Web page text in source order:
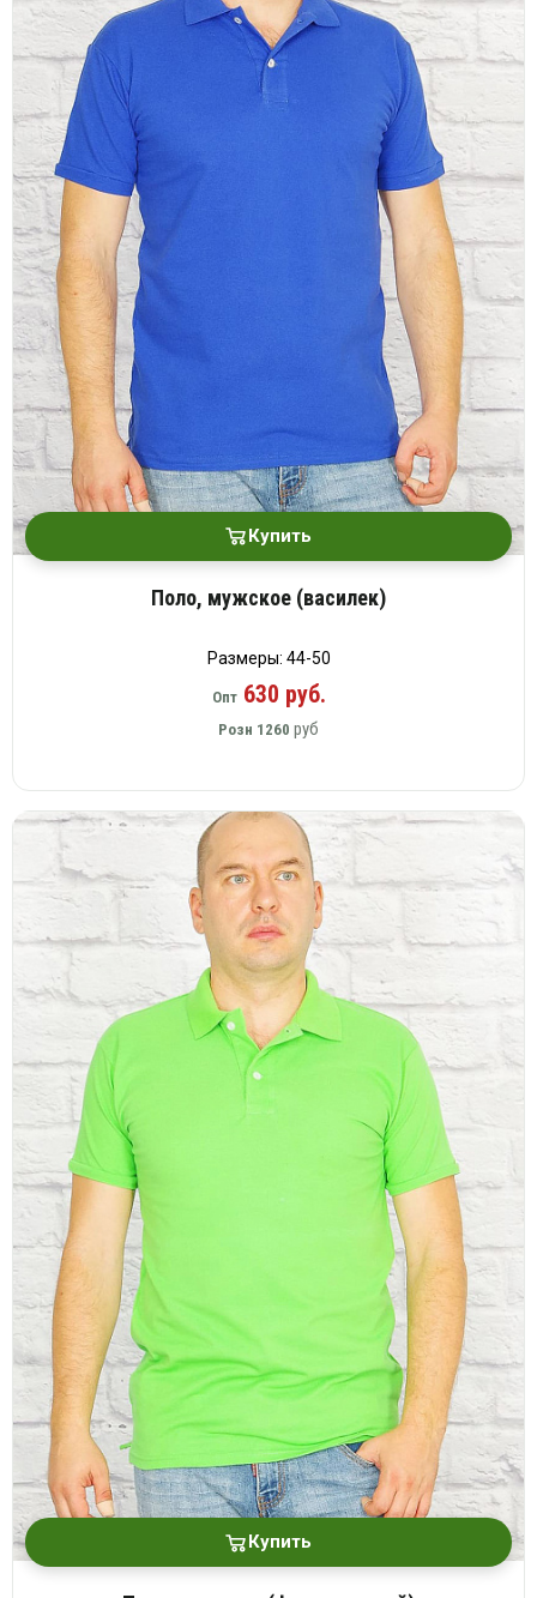
Купить
Поло, мужское (василек)
Размеры: 44-50
Опт630 руб.
Розн 1260 руб
Купить